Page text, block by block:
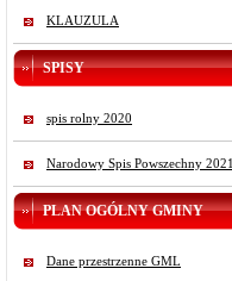
KLAUZULA
SPISY
spis rolny 2020
Narodowy Spis Powszechny 2021
PLAN OGÓLNY GMINY
Dane przestrzenne GML